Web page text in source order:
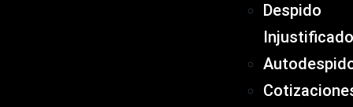
Despido
Injustificado